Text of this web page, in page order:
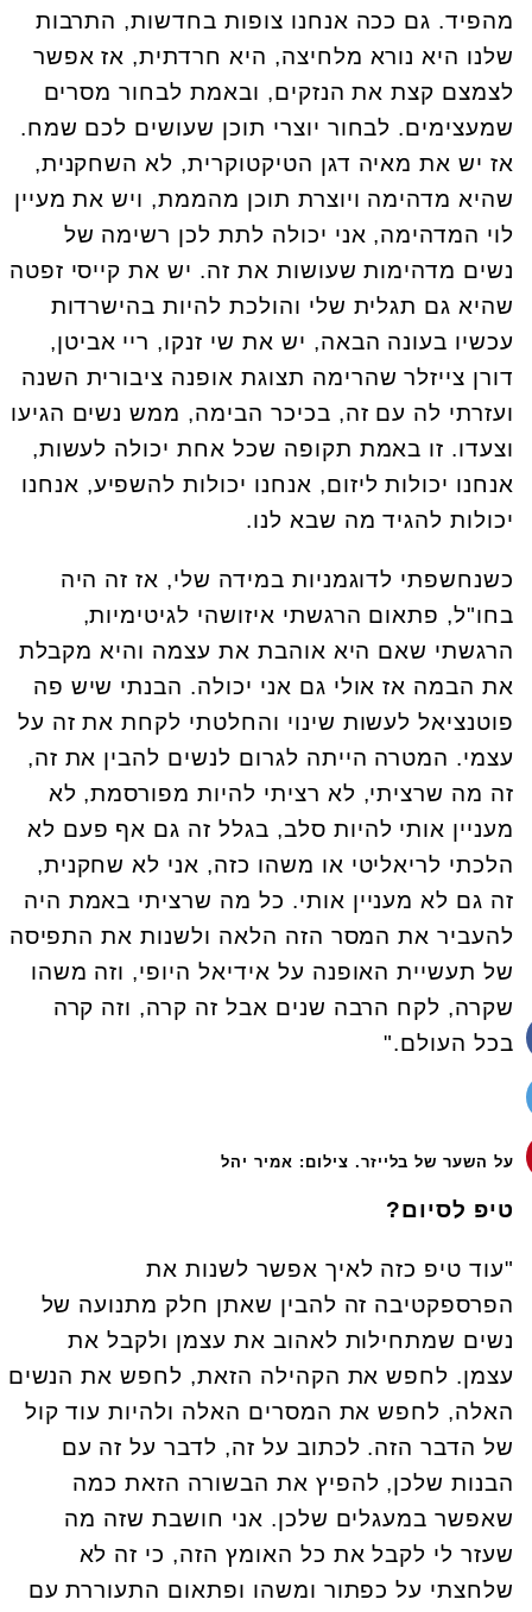
מהפיד. גם ככה אנחנו צופות בחדשות, התרבות
שלנו היא נורא מלחיצה, היא חרדתית, אז אפשר
לצמצם קצת את הנזקים, ובאמת לבחור מסרים
שמעצימים. לבחור יוצרי תוכן שעושים לכם שמח.
אז יש את מאיה דגן הטיקטוקרית, לא השחקנית,
שהיא מדהימה ויוצרת תוכן מהממת, ויש את מעיין
לוי המדהימה, אני יכולה לתת לכן רשימה של
נשים מדהימות שעושות את זה. יש את קייסי זפטה
שהיא גם תגלית שלי והולכת להיות בהישרדות
עכשיו בעונה הבאה, יש את שי זנקו, ריי אביטן,
דורן צייזלר שהרימה תצוגת אופנה ציבורית השנה
ועזרתי לה עם זה, בכיכר הבימה, ממש נשים הגיעו
וצעדו. זו באמת תקופה שכל אחת יכולה לעשות,
אנחנו יכולות ליזום, אנחנו יכולות להשפיע, אנחנו
יכולות להגיד מה שבא לנו.
כשנחשפתי לדוגמניות במידה שלי, אז זה היה
בחו"ל, פתאום הרגשתי איזושהי לגיטימיות,
הרגשתי שאם היא אוהבת את עצמה והיא מקבלת
את הבמה אז אולי גם אני יכולה. הבנתי שיש פה
פוטנציאל לעשות שינוי והחלטתי לקחת את זה על
עצמי. המטרה הייתה לגרום לנשים להבין את זה,
זה מה שרציתי, לא רציתי להיות מפורסמת, לא
מעניין אותי להיות סלב, בגלל זה גם אף פעם לא
הלכתי לריאליטי או משהו כזה, אני לא שחקנית,
זה גם לא מעניין אותי. כל מה שרציתי באמת היה
להעביר את המסר הזה הלאה ולשנות את התפיסה
של תעשיית האופנה על אידיאל היופי, וזה משהו
שקרה, לקח הרבה שנים אבל זה קרה, וזה קרה
בכל העולם."
על השער של בלייזר. צילום: אמיר יהל
טיפ לסיום?
"עוד טיפ כזה לאיך אפשר לשנות את
הפרספקטיבה זה להבין שאתן חלק מתנועה של
נשים שמתחילות לאהוב את עצמן ולקבל את
עצמן. לחפש את הקהילה הזאת, לחפש את הנשים
האלה, לחפש את המסרים האלה ולהיות עוד קול
של הדבר הזה. לכתוב על זה, לדבר על זה עם
הבנות שלכן, להפיץ את הבשורה הזאת כמה
שאפשר במעגלים שלכן. אני חושבת שזה מה
שעזר לי לקבל את כל האומץ הזה, כי זה לא
שלחצתי על כפתור ומשהו ופתאום התעוררת עם